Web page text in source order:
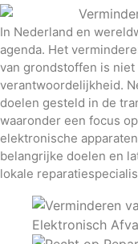
In Nederland en
agenda. Het
van grondstoffen is niet
verantwoordelijkheid.
doelen gesteld in de
waaronder een focus
elektronische
belangrijke doelen en
lokale